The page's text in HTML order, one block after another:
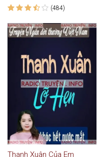
(484)
Thanh Xuân Của Em